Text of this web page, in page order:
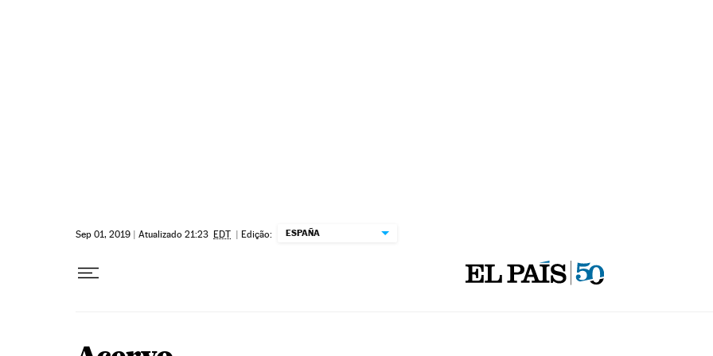
Sep 01, 2019 | Atualizado 21:23 EDT | Edição: ESPAÑA